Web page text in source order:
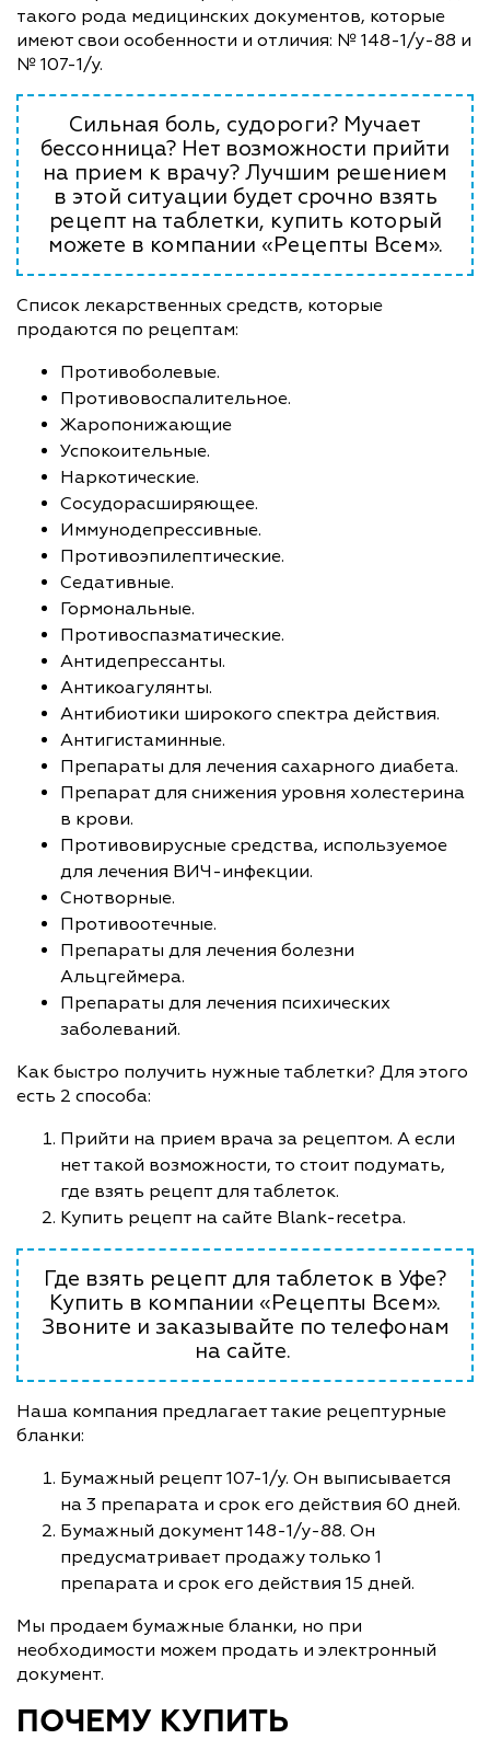
такого рода медицинских документов, которые
имеют свои особенности и отличия: № 148-1/у-88 и
№ 107-1/у.
Сильная боль, судороги? Мучает
бессонница? Нет возможности прийти
на прием к врачу? Лучшим решением
в этой ситуации будет срочно взять
рецепт на таблетки, купить который
можете в компании «Рецепты Всем».
Список лекарственных средств, которые
продаются по рецептам:
Противоболевые.
Противовоспалительное.
Жаропонижающие
Успокоительные.
Наркотические.
Сосудорасширяющее.
Иммунодепрессивные.
Противоэпилептические.
Седативные.
Гормональные.
Противоспазматические.
Антидепрессанты.
Антикоагулянты.
Антибиотики широкого спектра действия.
Антигистаминные.
Препараты для лечения сахарного диабета.
Препарат для снижения уровня холестерина
в крови.
Противовирусные средства, используемое
для лечения ВИЧ-инфекции.
Снотворные.
Противоотечные.
Препараты для лечения болезни
Альцгеймера.
Препараты для лечения психических
заболеваний.
Как быстро получить нужные таблетки? Для этого
есть 2 способа:
Прийти на прием врача за рецептом. А если
нет такой возможности, то стоит подумать,
где взять рецепт для таблеток.
Купить рецепт на сайте Blank-recetpa.
Где взять рецепт для таблеток в Уфе?
Купить в компании «Рецепты Всем».
Звоните и заказывайте по телефонам
на сайте.
Наша компания предлагает такие рецептурные
бланки:
Бумажный рецепт 107-1/у. Он выписывается
на 3 препарата и срок его действия 60 дней.
Бумажный документ 148-1/у-88. Он
предусматривает продажу только 1
препарата и срок его действия 15 дней.
Мы продаем бумажные бланки, но при
необходимости можем продать и электронный
документ.
ПОЧЕМУ КУПИТЬ